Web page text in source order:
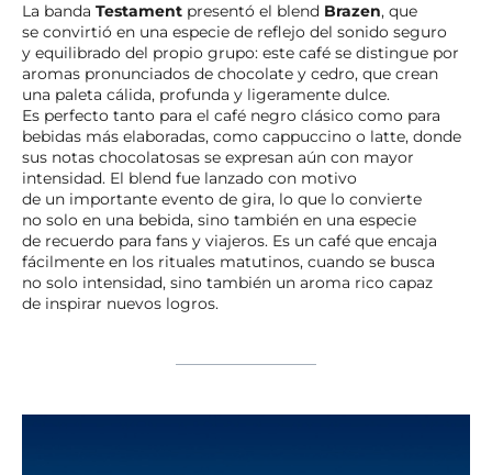
La banda Testament presentó el blend Brazen, que
se convirtió en una especie de reflejo del sonido seguro
y equilibrado del propio grupo: este café se distingue por
aromas pronunciados de chocolate y cedro, que crean
una paleta cálida, profunda y ligeramente dulce.
Es perfecto tanto para el café negro clásico como para
bebidas más elaboradas, como cappuccino o latte, donde
sus notas chocolatosas se expresan aún con mayor
intensidad. El blend fue lanzado con motivo
de un importante evento de gira, lo que lo convierte
no solo en una bebida, sino también en una especie
de recuerdo para fans y viajeros. Es un café que encaja
fácilmente en los rituales matutinos, cuando se busca
no solo intensidad, sino también un aroma rico capaz
de inspirar nuevos logros.